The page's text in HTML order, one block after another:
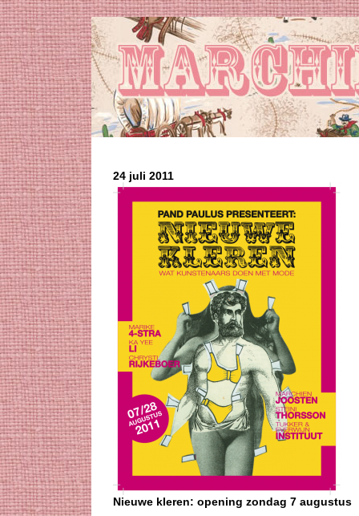
24 juli 2011
Nieuwe kleren: opening zondag 7 augustus